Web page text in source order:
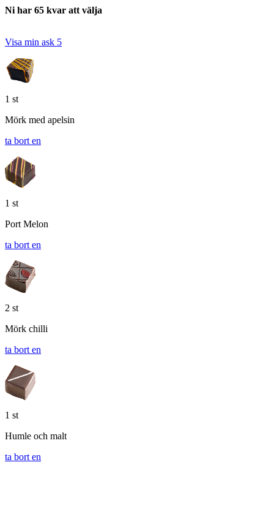
Ni har 65 kvar att välja
Visa min ask 5
1 st
Mörk med apelsin
ta bort en
1 st
Port Melon
ta bort en
2 st
Mörk chilli
ta bort en
1 st
Humle och malt
ta bort en